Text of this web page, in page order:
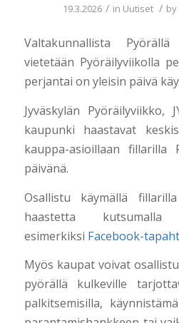
19.3.2026 / in Uutiset / by
Valtakunnallista
vietetään Pyöräilyviikolla
perjantai on yleisin päivä
Jyväskylän Pyöräilyviikko,
kaupunki haastavat
kauppa-asioillaan fillarilla
päivänä.
Osallistu käymällä
haastetta
esimerkiksi Facebook-
Myös kaupat voivat
pyörällä kulkeville
palkitsemisilla,